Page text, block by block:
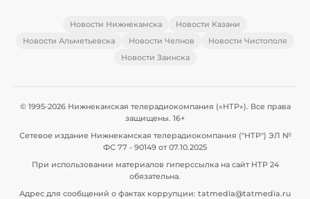
Новости Нижнекамска
Новости Казани
Новости Альметьевска
Новости Челнов
Новости Чистополя
Новости Заинска
© 1995-2026 Нижнекамская телерадиокомпания («НТР»). Все права
защищены. 16+
Сетевое издание Нижнекамская телерадиокомпания ("НТР") ЭЛ №
ФС 77 - 90149 от 07.10.2025
При использовании материалов гиперссылка на сайт НТР 24
обязательна.
Адрес для сообщений о фактах коррупции: tatmedia@tatmedia.ru